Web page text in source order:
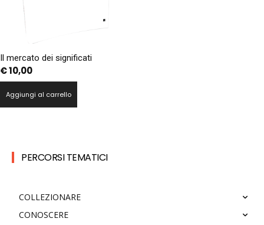
Il mercato dei significati
€10,00
Aggiungi al carrello
PERCORSI TEMATICI
COLLEZIONARE
CONOSCERE